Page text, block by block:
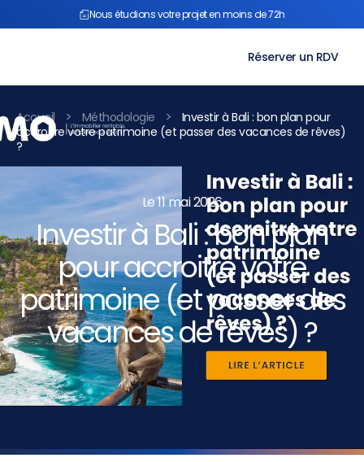
contenu
Nous étudions votre projet en moins de 72h
Réserver un RDV
Accueil > Méthodologie >
Investir à Bali : bon plan pour
accroitre votre patrimoine (et passer des vacances de rêves)
?
Le 11 mai 2026
Investir à Bali : bon plan
pour accroitre votre
patrimoine (et passer des
vacances de rêves) ?